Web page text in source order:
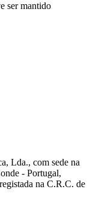
ser mantido
Lda., com sede na
- Portugal,
na C.R.C. de